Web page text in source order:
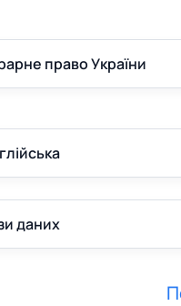
право України
даних